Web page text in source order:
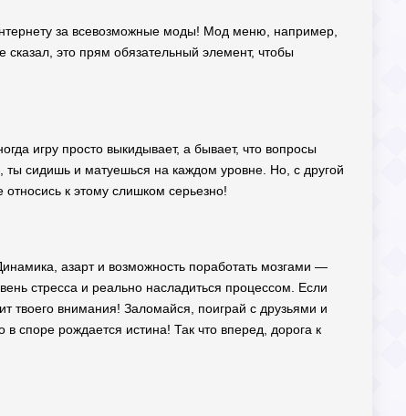
за всевозможные моды! Мод меню, например,
это прям обязательный элемент, чтобы
игру просто выкидывает, а бывает, что вопросы
ты сидишь и матуешься на каждом уровне. Но, с другой
к этому слишком серьезно!
азарт и возможность поработать мозгами —
стресса и реально насладиться процессом. Если
внимания! Заломайся, поиграй с друзьями и
споре рождается истина! Так что вперед, дорога к